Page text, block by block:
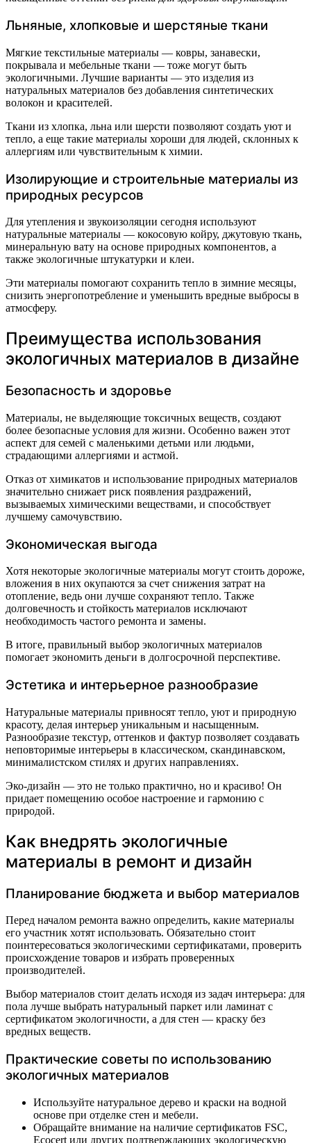
Льняные, хлопковые и шерстяные ткани
Мягкие текстильные материалы — ковры, занавески,
покрывала и мебельные ткани — тоже могут быть
экологичными. Лучшие варианты — это изделия из
натуральных материалов без добавления синтетических
волокон и красителей.
Ткани из хлопка, льна или шерсти позволяют создать уют и
тепло, а еще такие материалы хороши для людей, склонных к
аллергиям или чувствительным к химии.
Изолирующие и строительные материалы из
природных ресурсов
Для утепления и звукоизоляции сегодня используют
натуральные материалы — кокосовую койру, джутовую ткань,
минеральную вату на основе природных компонентов, а
также экологичные штукатурки и клеи.
Эти материалы помогают сохранить тепло в зимние месяцы,
снизить энергопотребление и уменьшить вредные выбросы в
атмосферу.
Преимущества использования
экологичных материалов в дизайне
Безопасность и здоровье
Материалы, не выделяющие токсичных веществ, создают
более безопасные условия для жизни. Особенно важен этот
аспект для семей с маленькими детьми или людьми,
страдающими аллергиями и астмой.
Отказ от химикатов и использование природных материалов
значительно снижает риск появления раздражений,
вызываемых химическими веществами, и способствует
лучшему самочувствию.
Экономическая выгода
Хотя некоторые экологичные материалы могут стоить дороже,
вложения в них окупаются за счет снижения затрат на
отопление, ведь они лучше сохраняют тепло. Также
долговечность и стойкость материалов исключают
необходимость частого ремонта и замены.
В итоге, правильный выбор экологичных материалов
помогает экономить деньги в долгосрочной перспективе.
Эстетика и интерьерное разнообразие
Натуральные материалы привносят тепло, уют и природную
красоту, делая интерьер уникальным и насыщенным.
Разнообразие текстур, оттенков и фактур позволяет создавать
неповторимые интерьеры в классическом, скандинавском,
минималистском стилях и других направлениях.
Эко-дизайн — это не только практично, но и красиво! Он
придает помещению особое настроение и гармонию с
природой.
Как внедрять экологичные
материалы в ремонт и дизайн
Планирование бюджета и выбор материалов
Перед началом ремонта важно определить, какие материалы
его участник хотят использовать. Обязательно стоит
поинтересоваться экологическими сертификатами, проверить
происхождение товаров и избрать проверенных
производителей.
Выбор материалов стоит делать исходя из задач интерьера: для
пола лучше выбрать натуральный паркет или ламинат с
сертификатом экологичности, а для стен — краску без
вредных веществ.
Практические советы по использованию
экологичных материалов
Используйте натуральное дерево и краски на водной
основе при отделке стен и мебели.
Обращайте внимание на наличие сертификатов FSC,
Ecocert или других подтверждающих экологическую